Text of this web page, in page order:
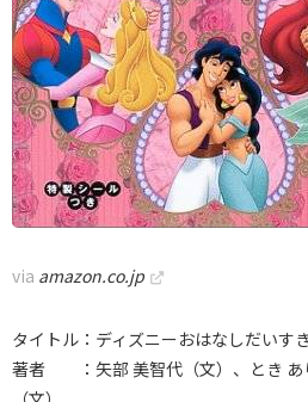
via amazon.co.jp
タイトル：ディズニーおはなしだい
著者 ：矢部 美智代（文）、とき あ